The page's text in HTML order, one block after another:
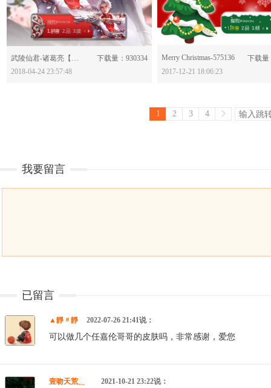
分享：
武陵仙君-诸葛亮【王者荣耀】-579865
下载量：930334
2018-04-24 23:57:48
分享：
Merry Christmas-575136
下载量
2017-12-21 18:06:23
1 2 3 4
我要留言
已留言
▲靜〃靜 2022-07-26 21:41说：
可以做几个任嘉伦哥哥的皮肤吗，非常感谢，爱您
壹吻天荒﹎ゞ 2021-10-21 23:22说：